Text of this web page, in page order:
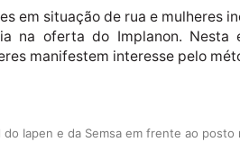
em situação de rua e
na oferta do Implanon.
manifestem interesse pelo
Iapen e da Semsa em frente ao